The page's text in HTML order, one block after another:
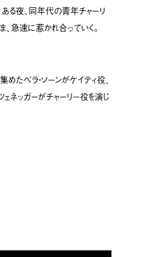
る夜、同年代の青年チャーリ
、急速に惹かれ合っていく。
めたベラ・ソーンがケイティ役、
ェネッガーがチャーリー役を演じ